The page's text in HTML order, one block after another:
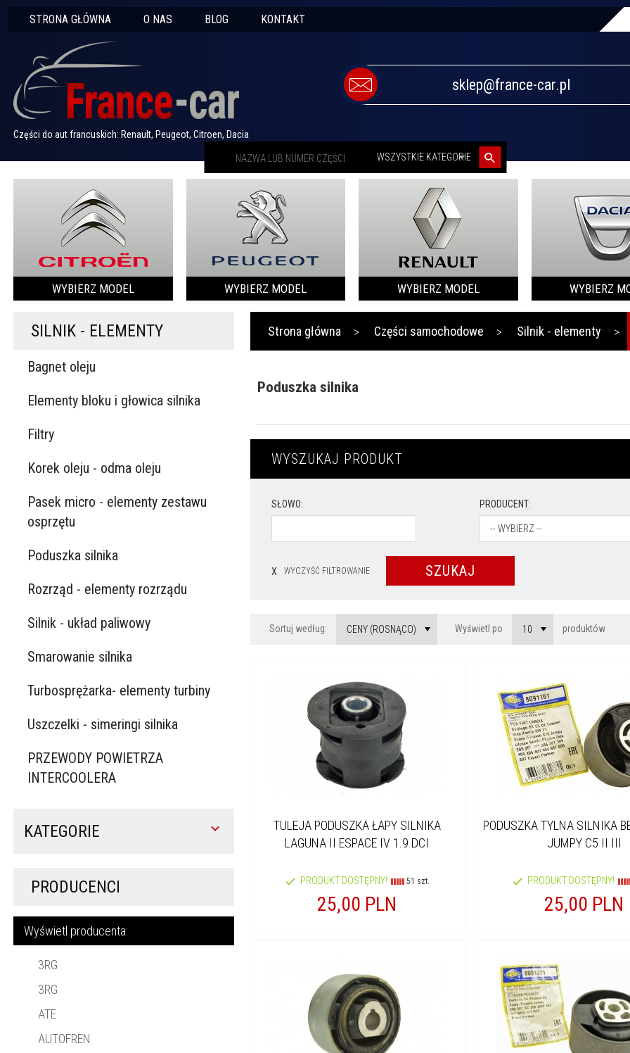
STRONA GŁÓWNA O NAS BLOG KONTAKT
Części do aut francuskich: Renault, Peugeot, Citroen, Dacia
sklep@france-car.pl
WSZYSTKIE KATEGORIE
WYBIERZ MODEL WYBIERZ MODEL WYBIERZ MODEL WYBIERZ
SILNIK - ELEMENTY
Bagnet oleju
Elementy bloku i głowica silnika
Filtry
Korek oleju - odma oleju
Pasek micro - elementy zestawu
osprzętu
Poduszka silnika
Rozrząd - elementy rozrządu
Silnik - układ paliwowy
Smarowanie silnika
Turbosprężarka- elementy turbiny
Uszczelki - simeringi silnika
PRZEWODY POWIETRZA
INTERCOOLERA
KATEGORIE
PRODUCENCI
Wyświetl producenta:
3RG
3RG
ATE
AUTOFREN
Strona główna Części samochodowe Silnik - elementy
Poduszka silnika
WYSZUKAJ PRODUKT
SŁOWO: PRODUCENT:
-- WYBIERZ --
X WYCZYŚĆ FILTROWANIE SZUKAJ
Sortuj według:
CENY (ROSNĄCO)
Wyświetl po
10
produktów
TULEJA PODUSZKA ŁAPY SILNIKA
LAGUNA II ESPACE IV 1.9 DCI
PRODUKT DOSTĘPNY! 51 szt.
25,00 PLN
PODUSZKA TYLNA SILNIKA
JUMPY C5 II III
PRODUKT DOSTĘPNY!
25,00 PLN